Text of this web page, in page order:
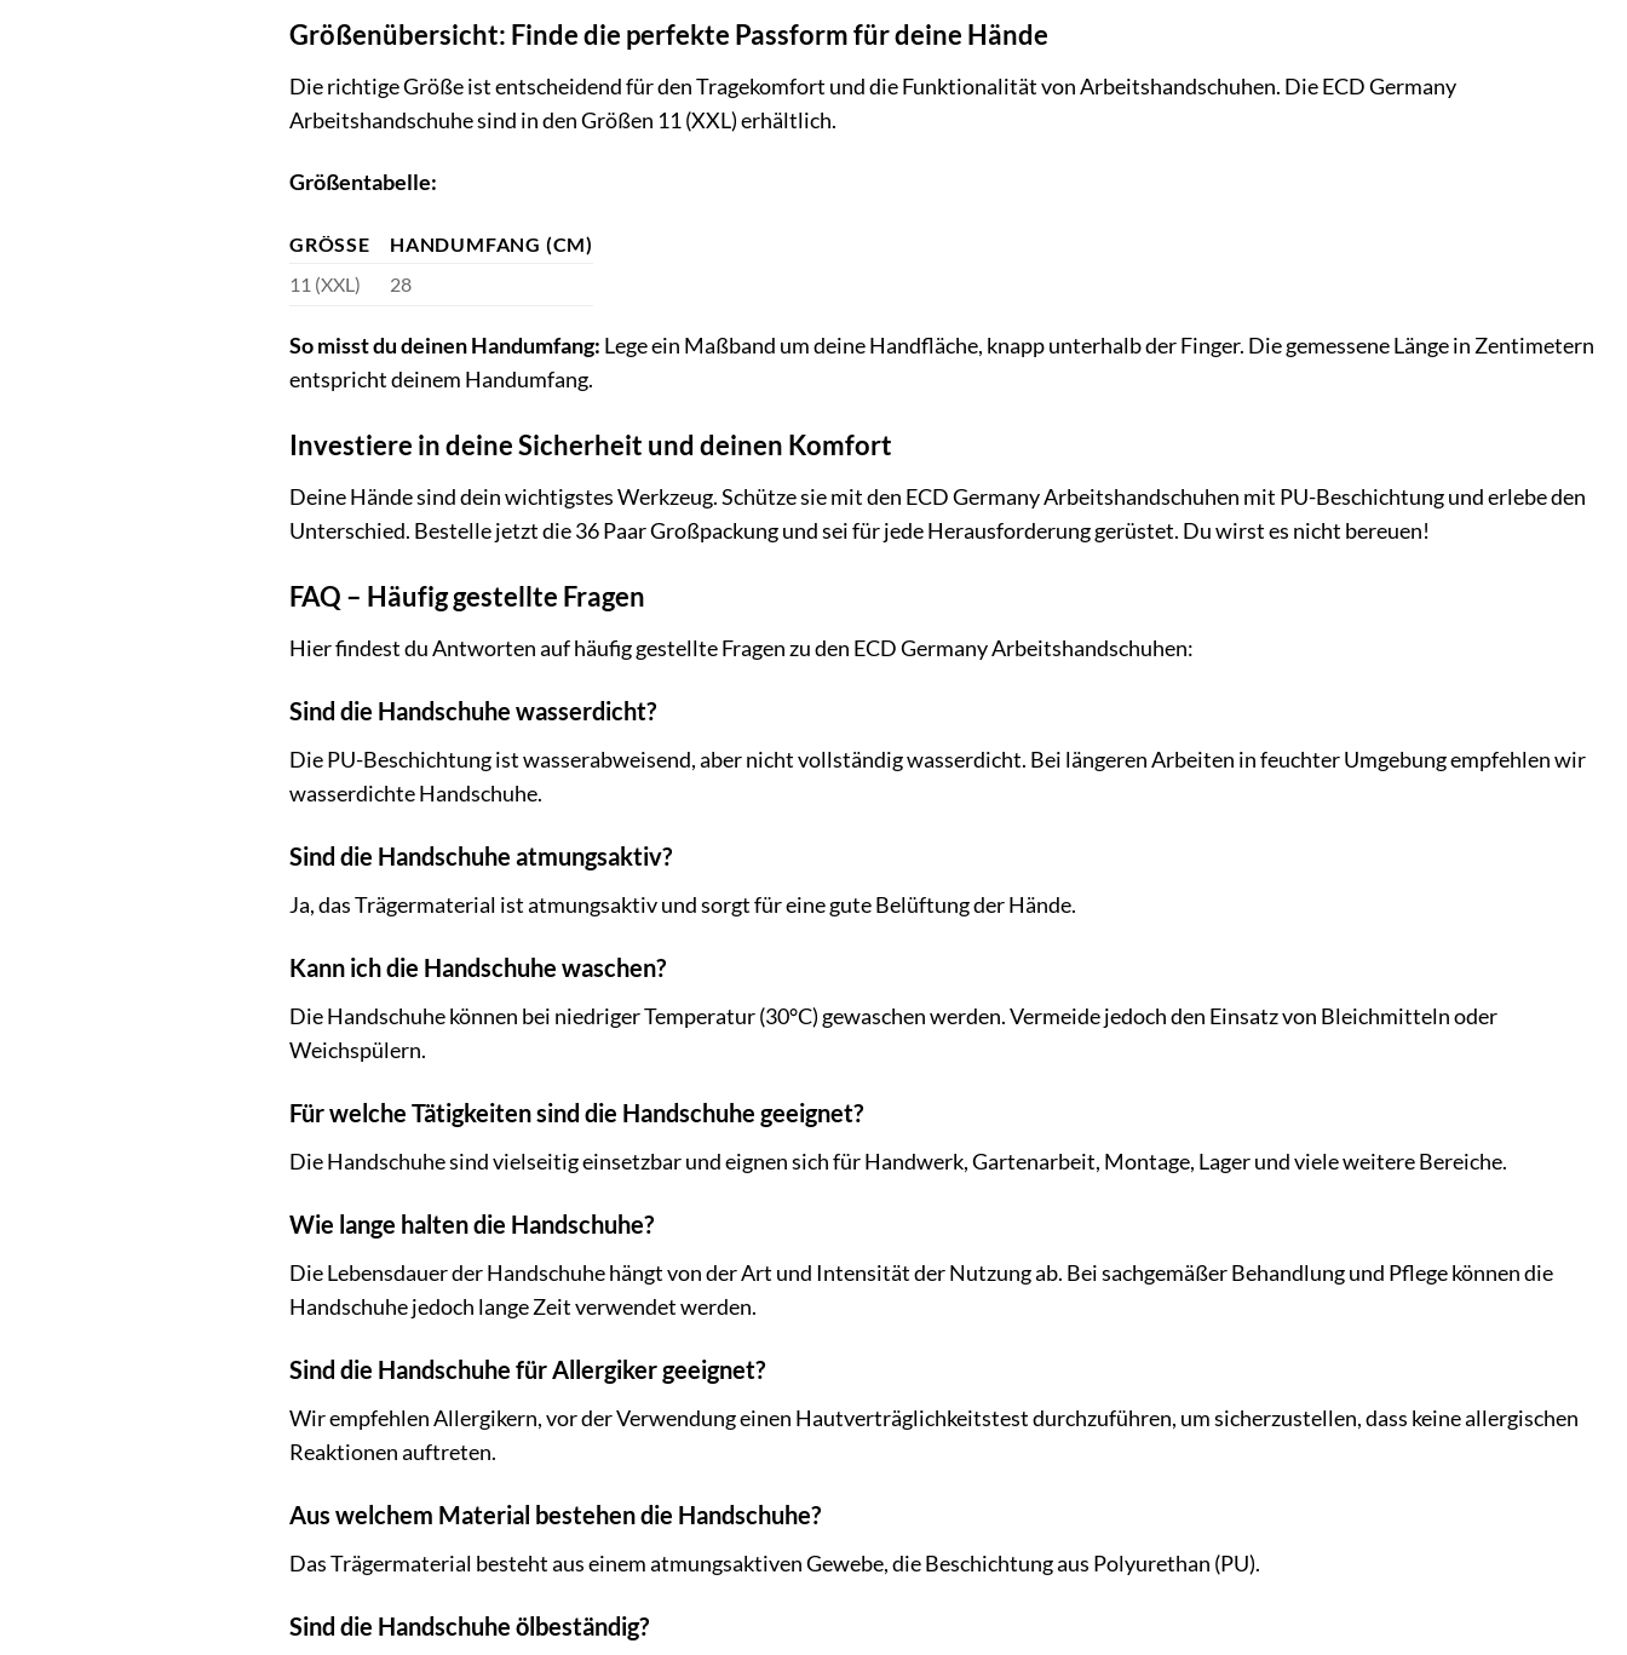
Größenübersicht: Finde die perfekte Passform für deine Hände
Die richtige Größe ist entscheidend für den Tragekomfort und die Funktionalität von Arbeitshandschuhen. Die ECD Germany
Arbeitshandschuhe sind in den Größen 11 (XXL) erhältlich.
Größentabelle:
GRÖSSE
HANDUMFANG (CM)
11 (XXL)
28
So misst du deinen Handumfang: Lege ein Maßband um deine Handfläche, knapp unterhalb der Finger. Die gemessene Länge in Zentimetern
entspricht deinem Handumfang.
Investiere in deine Sicherheit und deinen Komfort
Deine Hände sind dein wichtigstes Werkzeug. Schütze sie mit den ECD Germany Arbeitshandschuhen mit PU-Beschichtung und erlebe den
Unterschied. Bestelle jetzt die 36 Paar Großpackung und sei für jede Herausforderung gerüstet. Du wirst es nicht bereuen!
FAQ – Häufig gestellte Fragen
Hier findest du Antworten auf häufig gestellte Fragen zu den ECD Germany Arbeitshandschuhen:
Sind die Handschuhe wasserdicht?
Die PU-Beschichtung ist wasserabweisend, aber nicht vollständig wasserdicht. Bei längeren Arbeiten in feuchter Umgebung empfehlen wir
wasserdichte Handschuhe.
Sind die Handschuhe atmungsaktiv?
Ja, das Trägermaterial ist atmungsaktiv und sorgt für eine gute Belüftung der Hände.
Kann ich die Handschuhe waschen?
Die Handschuhe können bei niedriger Temperatur (30°C) gewaschen werden. Vermeide jedoch den Einsatz von Bleichmitteln oder
Weichspülern.
Für welche Tätigkeiten sind die Handschuhe geeignet?
Die Handschuhe sind vielseitig einsetzbar und eignen sich für Handwerk, Gartenarbeit, Montage, Lager und viele weitere Bereiche.
Wie lange halten die Handschuhe?
Die Lebensdauer der Handschuhe hängt von der Art und Intensität der Nutzung ab. Bei sachgemäßer Behandlung und Pflege können die
Handschuhe jedoch lange Zeit verwendet werden.
Sind die Handschuhe für Allergiker geeignet?
Wir empfehlen Allergikern, vor der Verwendung einen Hautverträglichkeitstest durchzuführen, um sicherzustellen, dass keine allergischen
Reaktionen auftreten.
Aus welchem Material bestehen die Handschuhe?
Das Trägermaterial besteht aus einem atmungsaktiven Gewebe, die Beschichtung aus Polyurethan (PU).
Sind die Handschuhe ölbeständig?